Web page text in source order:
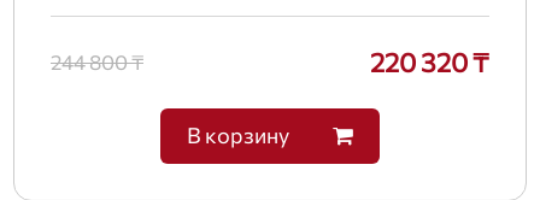
244 800 ₸ 220 320 ₸
В корзину